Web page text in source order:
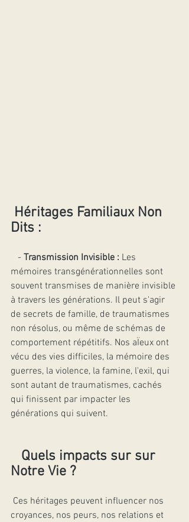
Héritages Familiaux Non
Dits :
   -
Transmission Invisible : Les
mémoires transgénérationnelles sont
souvent transmises de manière invisible
à travers les générations. Il peut s'agir
de secrets de famille, de traumatismes
non résolus, ou même de schémas de
comportement répétitifs. Nos aÏeux ont
vécu des vies difficiles, la mémoire des
guerres, la violence, la famine, l'exil, qui
sont autant de traumatismes, cachés
qui finissent par impacter les
générations qui suivent.
Quels impacts sur sur
Notre Vie ?
croyances, nos peurs, nos relations et